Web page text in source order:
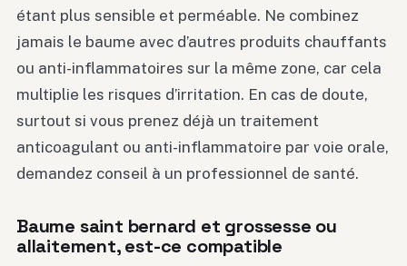
étant plus sensible et perméable. Ne combinez
jamais le baume avec d’autres produits chauffants
ou anti-inflammatoires sur la même zone, car cela
multiplie les risques d’irritation. En cas de doute,
surtout si vous prenez déjà un traitement
anticoagulant ou anti-inflammatoire par voie orale,
demandez conseil à un professionnel de santé.
Baume saint bernard et grossesse ou
allaitement, est-ce compatible